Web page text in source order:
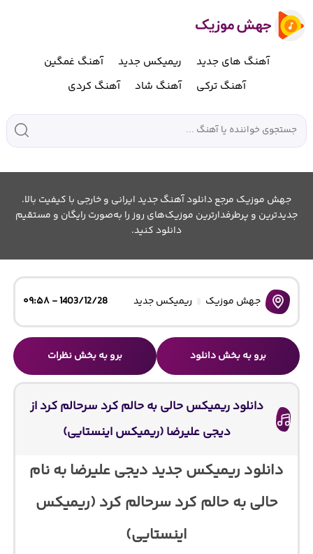
آهنگ های جدید ریمیکس جدید
آهنگ غمگین
آهنگ ترکی
آهنگ شاد آهنگ کردی
جهش موزیک مرجع دانلود آهنگ جدید ایرانی و خارجی با کیفیت بالا.
جدیدترین و پرطرفدارترین موزیک‌های روز را به‌صورت رایگان و مستقیم
دانلود کنید.
جهش موزیک ریمیکس جدید 1403/12/28 - ۰۹:۵۸
برو به بخش دانلود برو به بخش نظرات
دانلود ریمیکس حالی به حالم کرد سرحالم کرد از
دیجی علیرضا (ریمیکس اینستایی)
دانلود ریمیکس جدید دیجی علیرضا به نام
حالی به حالم کرد سرحالم کرد (ریمیکس
اینستایی)